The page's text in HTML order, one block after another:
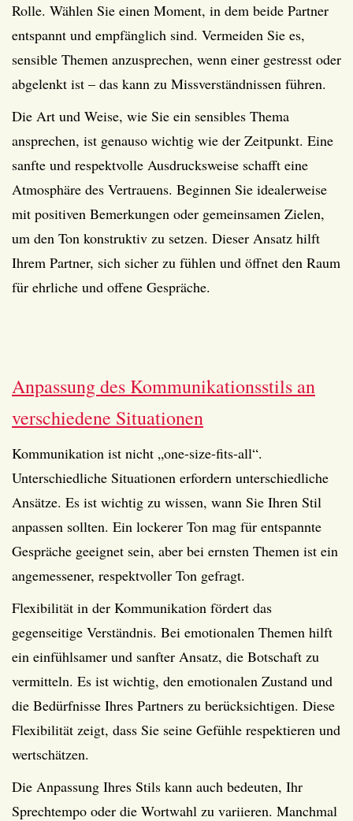
Rolle. Wählen Sie einen Moment, in dem beide Partner
entspannt und empfänglich sind. Vermeiden Sie es,
sensible Themen anzusprechen, wenn einer gestresst oder
abgelenkt ist – das kann zu Missverständnissen führen.
Die Art und Weise, wie Sie ein sensibles Thema
ansprechen, ist genauso wichtig wie der Zeitpunkt. Eine
sanfte und respektvolle Ausdrucksweise schafft eine
Atmosphäre des Vertrauens. Beginnen Sie idealerweise
mit positiven Bemerkungen oder gemeinsamen Zielen,
um den Ton konstruktiv zu setzen. Dieser Ansatz hilft
Ihrem Partner, sich sicher zu fühlen und öffnet den Raum
für ehrliche und offene Gespräche.
Anpassung des Kommunikationsstils an
verschiedene Situationen
Kommunikation ist nicht „one-size-fits-all“.
Unterschiedliche Situationen erfordern unterschiedliche
Ansätze. Es ist wichtig zu wissen, wann Sie Ihren Stil
anpassen sollten. Ein lockerer Ton mag für entspannte
Gespräche geeignet sein, aber bei ernsten Themen ist ein
angemessener, respektvoller Ton gefragt.
Flexibilität in der Kommunikation fördert das
gegenseitige Verständnis. Bei emotionalen Themen hilft
ein einfühlsamer und sanfter Ansatz, die Botschaft zu
vermitteln. Es ist wichtig, den emotionalen Zustand und
die Bedürfnisse Ihres Partners zu berücksichtigen. Diese
Flexibilität zeigt, dass Sie seine Gefühle respektieren und
wertschätzen.
Die Anpassung Ihres Stils kann auch bedeuten, Ihr
Sprechtempo oder die Wortwahl zu variieren. Manchmal